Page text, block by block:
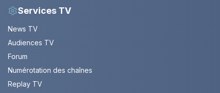
Services TV
News TV
Audiences TV
Forum
Numérotation des chaînes
Replay TV